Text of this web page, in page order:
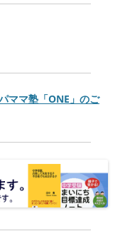
ママ塾「ONE 」のご